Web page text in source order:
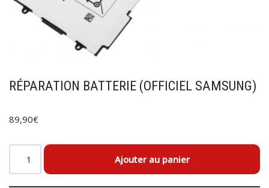
RÉPARATION BATTERIE (OFFICIEL SAMSUNG)
89,90€
Ajouter au panier